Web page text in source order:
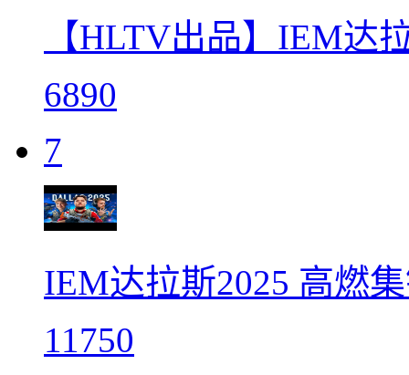
【HLTV出品】IEM达
6890
7
IEM达拉斯2025 高燃
11750